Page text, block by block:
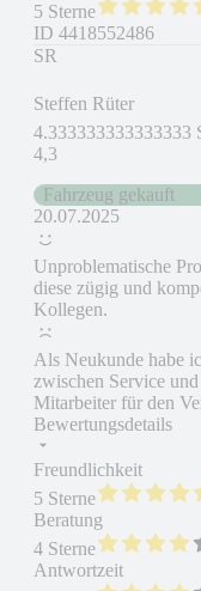
5 Sterne
ID 4418552486
SR
Steffen Rüter
4.333333333333333
4,3
Fahrzeug gekauft
20.07.2025
Unproblematische
diese zügig und
Kollegen.
Als Neukunde habe
zwischen Service
Mitarbeiter für den
Bewertungsdetails
Freundlichkeit
5 Sterne
Beratung
4 Sterne
Antwortzeit